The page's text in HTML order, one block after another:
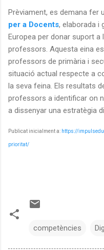
Prèviament, es demana fer
per a Docents, elaborada i
Europea per donar suport
professors. Aquesta eina
professors de primària i
situació actual respecte a
la seva feina. Els resultats
professors a identificar on
a dissenyar una estratègia
Publicat inicialment a: https://
prioritat/
competències